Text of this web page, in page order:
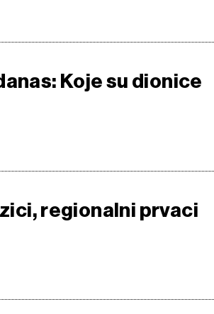
Koje su dionice
regionalni prvaci